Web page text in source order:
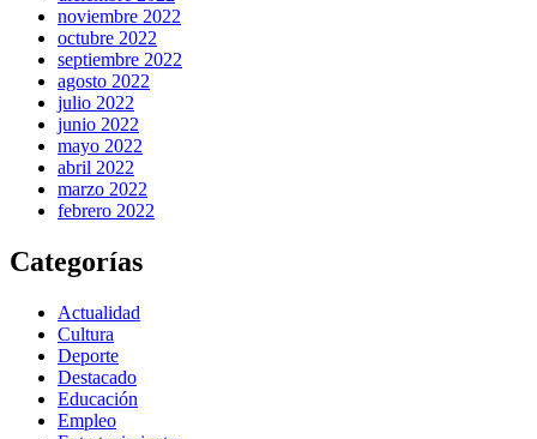
noviembre 2022
octubre 2022
septiembre 2022
agosto 2022
julio 2022
junio 2022
mayo 2022
abril 2022
marzo 2022
febrero 2022
Categorías
Actualidad
Cultura
Deporte
Destacado
Educación
Empleo